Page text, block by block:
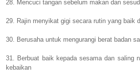
28. Mencuci tangan sebelum makan dan
29. Rajin menyikat gigi secara rutin yang baik
30. Berusaha untuk mengurangi berat badan
31. Berbuat baik kepada sesama dan saling
kebaikan